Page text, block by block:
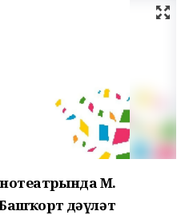
М.
дәүләт